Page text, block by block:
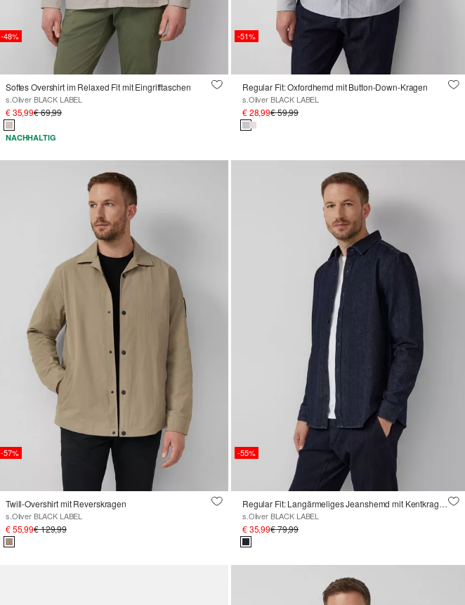
-48%
Softes Overshirt im Relaxed Fit mit Eingrifftaschen
s.Oliver BLACK LABEL
€ 35,99€ 69,99
NACHHALTIG
-51%
Regular Fit: Oxfordhemd mit Button-Down-Kragen
s.Oliver BLACK LABEL
€ 28,99€ 59,99
-57%
Twill-Overshirt mit Reverskragen
s.Oliver BLACK LABEL
€ 55,99€ 129,99
-55%
Regular Fit: Langärmeliges Jeanshemd mit Kentkragen
s.Oliver BLACK LABEL
€ 35,99€ 79,99